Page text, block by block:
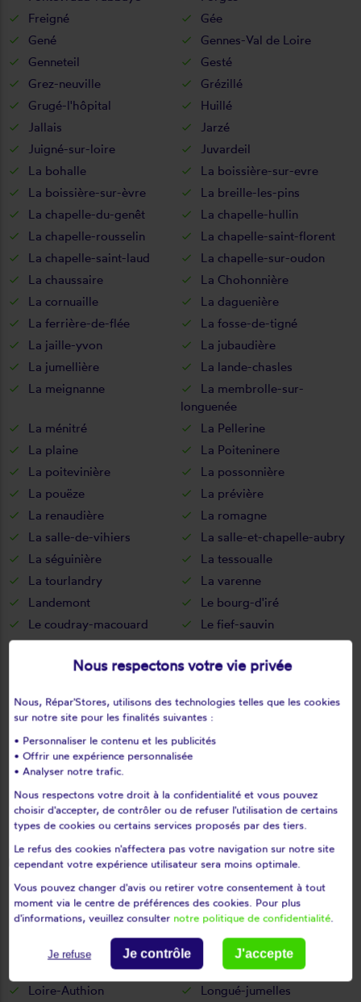
Freigné
Gée
Gené
Gennes-Val de Loire
Genneteil
Gesté
Grez-neuville
Grézillé
Grugé-l'hôpital
Huillé
Jallais
Jarzé
Juigné-sur-loire
Juvardeil
La bohalle
La boissière-sur-evre
La boissière-sur-èvre
La breille-les-pins
La chapelle-du-genêt
La chapelle-hullin
La chapelle-rousselin
La chapelle-saint-florent
La chapelle-saint-laud
La chapelle-sur-oudon
La chaussaire
La Chohonnière
La cornuaille
La daguenière
La ferrière-de-flée
La fosse-de-tigné
La jaille-yvon
La jubaudière
La jumellière
La lande-chasles
La meignanne
La membrolle-sur-
longuenée
La ménitré
La Pellerine
La plaine
La Poiteninere
La poitevinière
La possonnière
La pouëze
La prévière
La renaudière
La romagne
La salle-de-vihiers
La salle-et-chapelle-aubry
La séguinière
La tessoualle
La tourlandry
La varenne
Landemont
Le bourg-d'iré
Le coudray-macouard
Le fief-sauvin
Le fuilet
Le guédéniau
Le lion-d'angers
Le longeron
Le may-sur-èvre
Le mesnil-en-vallée
Le pin-en-mauges
Le plessis-grammoire
Le plessis-macé
Le puy-notre-dame
Le tremblay
Le vieil-baugé
Les Bois d'Anjou
Les cerqueux
Les cerqueux-sous-
passavant
Les Garennes sur Loire
Les Hauts d'Anjou
Les ponts-de-cé
Les rairies
Les rosiers-sur-loire
Les ulmes
Les verchers-sur-layon
Lézigné
Linières-bouton
Loiré
Loire-Authion
Longué-jumelles
Nous respectons votre vie privée
Nous, Répar'Stores, utilisons des technologies telles que les cookies
sur notre site pour les finalités suivantes :
• Personnaliser le contenu et les publicités
• Offrir une expérience personnalisée
• Analyser notre trafic.
Nous respectons votre droit à la confidentialité et vous pouvez
choisir d'accepter, de contrôler ou de refuser l'utilisation de certains
types de cookies ou certains services proposés par des tiers.
Le refus des cookies n'affectera pas votre navigation sur notre site
cependant votre expérience utilisateur sera moins optimale.
Vous pouvez changer d'avis ou retirer votre consentement à tout
moment via le centre de préférences des cookies. Pour plus
d'informations, veuillez consulter notre politique de confidentialité.
Je refuse Je contrôle J'accepte